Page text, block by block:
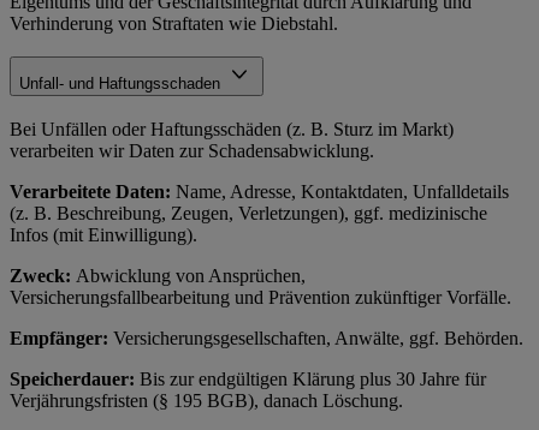
Verhinderung von Straftaten wie Diebstahl.
Unfall- und Haftungsschaden
Bei Unfällen oder Haftungsschäden (z. B. Sturz im Markt)
verarbeiten wir Daten zur Schadensabwicklung.
Verarbeitete Daten: Name, Adresse, Kontaktdaten, Unfalldetails
(z. B. Beschreibung, Zeugen, Verletzungen), ggf. medizinische
Infos (mit Einwilligung).
Zweck: Abwicklung von Ansprüchen,
Versicherungsfallbearbeitung und Prävention zukünftiger Vorfälle.
Empfänger: Versicherungsgesellschaften, Anwälte, ggf. Behörden.
Speicherdauer: Bis zur endgültigen Klärung plus 30 Jahre für
Verjährungsfristen (§ 195 BGB), danach Löschung.